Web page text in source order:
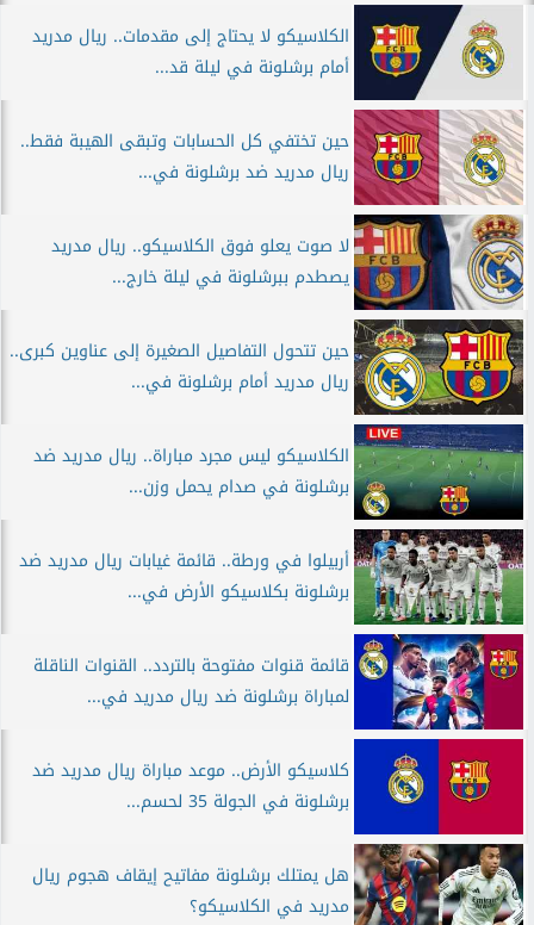
الكلاسيكو لا يحتاج إلى مقدمات.. ريال مدريد
أمام برشلونة في ليلة قد...
حين تختفي كل الحسابات وتبقى الهيبة فقط..
ريال مدريد ضد برشلونة في...
لا صوت يعلو فوق الكلاسيكو.. ريال مدريد
يصطدم ببرشلونة في ليلة خارج...
حين تتحول التفاصيل الصغيرة إلى عناوين كبرى..
ريال مدريد أمام برشلونة في...
الكلاسيكو ليس مجرد مباراة.. ريال مدريد ضد
برشلونة في صدام يحمل وزن...
أربيلوا في ورطة.. قائمة غيابات ريال مدريد ضد
برشلونة بكلاسيكو الأرض في...
قائمة قنوات مفتوحة بالتردد.. القنوات الناقلة
لمباراة برشلونة ضد ريال مدريد في...
كلاسيكو الأرض.. موعد مباراة ريال مدريد ضد
برشلونة في الجولة 35 لحسم...
هل يمتلك برشلونة مفاتيح إيقاف هجوم ريال
مدريد في الكلاسيكو؟